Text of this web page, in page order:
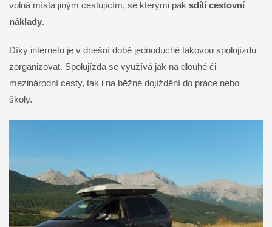
volná místa jiným cestujícím, se kterými pak sdílí cestovní
náklady.
Díky internetu je v dnešní době jednoduché takovou spolujízdu
zorganizovat. Spolujízda se využívá jak na dlouhé či
mezinárodní cesty, tak i na běžné dojíždění do práce nebo
školy.